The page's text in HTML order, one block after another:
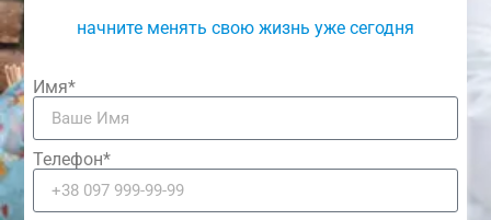
начните менять свою жизнь уже сегодня
Имя*
Телефон*